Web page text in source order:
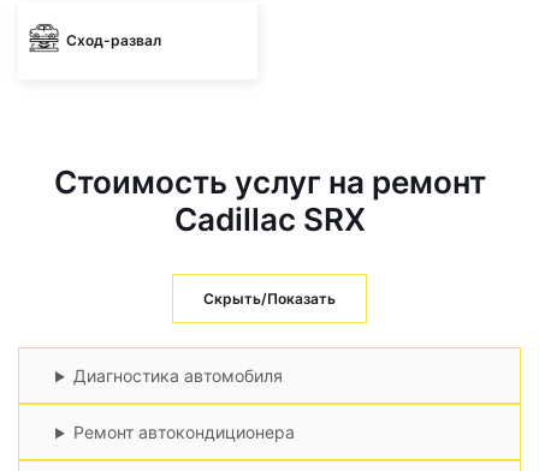
Сход-развал
Стоимость услуг на ремонт
Cadillac SRX
Скрыть/Показать
Диагностика автомобиля
Ремонт автокондиционера